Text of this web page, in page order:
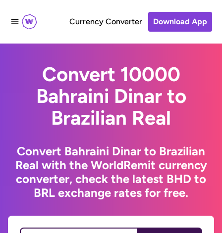
Currency Converter Download App
Convert 10000
Bahraini Dinar to
Brazilian Real
Convert Bahraini Dinar to Brazilian
Real with the WorldRemit currency
converter, check the latest BHD to
BRL exchange rates for free.